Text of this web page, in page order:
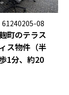
61240205-08
町のテラス
ス物件（半
1分、約20